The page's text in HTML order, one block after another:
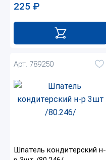
225 ₽
Арт. 789250
Шпатель кондитерский н-